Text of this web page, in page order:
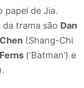
papel de Jia.
trama são Dan
(Shang-Chi
(‘Batman’) e